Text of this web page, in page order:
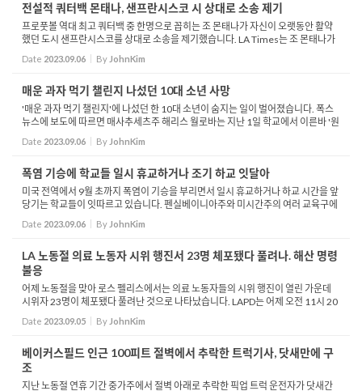
전설적 쿼터백 몬태나, 샌프란시스코 시 상대로 소송 제기
프로풋볼 역대 최고 쿼터백 중 한명으로 꼽히는 조 몬태나가 자신이 오랫동안 활약
했던 도시 샌프란시스코를 상대로 소송을 제기했습니다. LA Times는 조 몬태나가
지난달 24일 카운티 법원에 50여명의 주민들과 함께 샌프란시스코시를 상대로 공
동소송 소장...
Date 2023.09.06 By JohnKim
매운 과자 먹기 챌린지 나섰던 10대 소년 사망
'매운 과자 먹기 챌린지'에 나섰던 한 10대 소년이 숨지는 일이 벌어졌습니다. 폭스
뉴스에 보도에 따르면 매사추세츠주 해리스 월로바는 지난 1일 학교에서 이른바 '원
칩 챌린지'로 불리는 매운 과자 먹기에 도전한 후 복통에 시달리다 같은 ...
Date 2023.09.06 By JohnKim
폭염 기승에 학교들 일시 휴교하거나 조기 하교 잇달아
미국 전역에서 9월 초까지 폭염이 기승을 부리면서 일시 휴교하거나 하교 시간을 앞
당기는 학교들이 잇따르고 있습니다. 펜실베이니아주와 미시간주의 여러 교육구에
서 이번 주 극심한 더위 탓에 학생들의 건강이 우려된다며 학교 문을 닫고 온라인 수
업 등으...
Date 2023.09.06 By JohnKim
LA 노동절 의료 노동자 시위 행진서 23명 체포됐다 풀려나. 해산 명령
불응
어제 노동절을 맞아 로스 펠리스에서는 의료 노동자들의 시위 행진이 열린 가운데
시위자 23명이 체포됐다 풀려난 것으로 나타났습니다. LAPD는 어제 오전 11시 20
분쯤 집회를 불법으로 규정하고 해산명령을 내렸으며 이를 따르지 않은 23명을 체
포했다고 밝...
Date 2023.09.05 By JohnKim
베이커스필드 인근 100피트 절벽에서 추락한 트럭기사, 닷새만에 구
조
지난 노동절 연휴 기간 중가주에서 절벽 아래로 추락한 픽업 트럭 운전자가 닷새간